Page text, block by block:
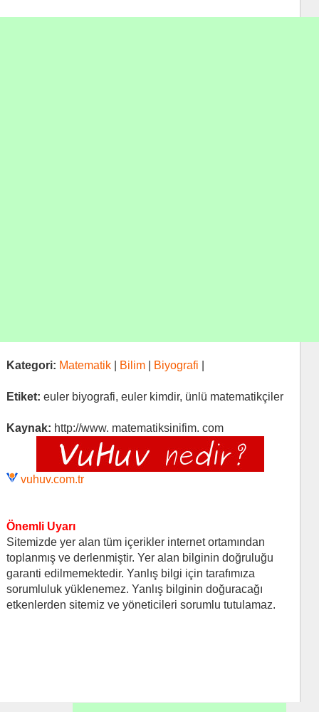
Kategori: Matematik Bilim Biyografi
Etiket: euler biyografi, euler kimdir, ünlü matematikçiler
Kaynak: http://www. matematiksinifim. com
vuhuv.com.tr
Önemli Uyarı
Sitemizde yer alan tüm içerikler internet ortamından
toplanmış ve derlenmiştir. Yer alan bilginin doğruluğu
garanti edilmemektedir. Yanlış bilgi için tarafımıza
sorumluluk yüklenemez. Yanlış bilginin doğuracağı
etkenlerden sitemiz ve yöneticileri sorumlu tutulamaz.